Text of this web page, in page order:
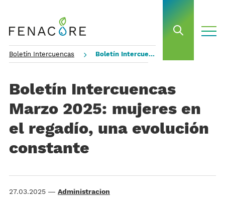
open
Boletín Intercuencas Boletín Intercuencas Marzo 2025: mujeres en el regadío, una evolución constante
Boletín Intercuencas
Marzo 2025: mujeres en
el regadío, una evolución
constante
27.03.2025 — Administracion